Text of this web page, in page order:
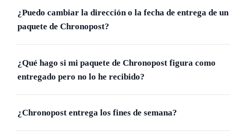
¿Puedo cambiar la dirección o la fecha de entrega de un
paquete de Chronopost?
¿Qué hago si mi paquete de Chronopost figura como
entregado pero no lo he recibido?
¿Chronopost entrega los fines de semana?